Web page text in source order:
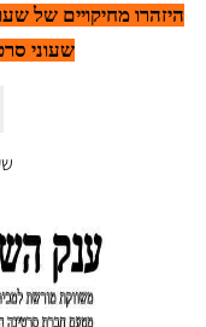
היזהרו מחיקויים של
שעוני